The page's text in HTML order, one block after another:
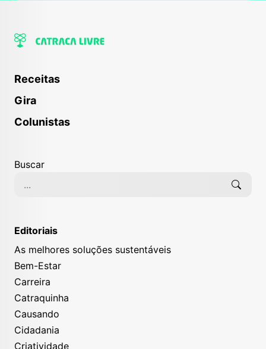
Receitas
Gira
Colunistas
Buscar
Editoriais
As melhores soluções sustentáveis
Bem-Estar
Carreira
Catraquinha
Causando
Cidadania
Criatividade